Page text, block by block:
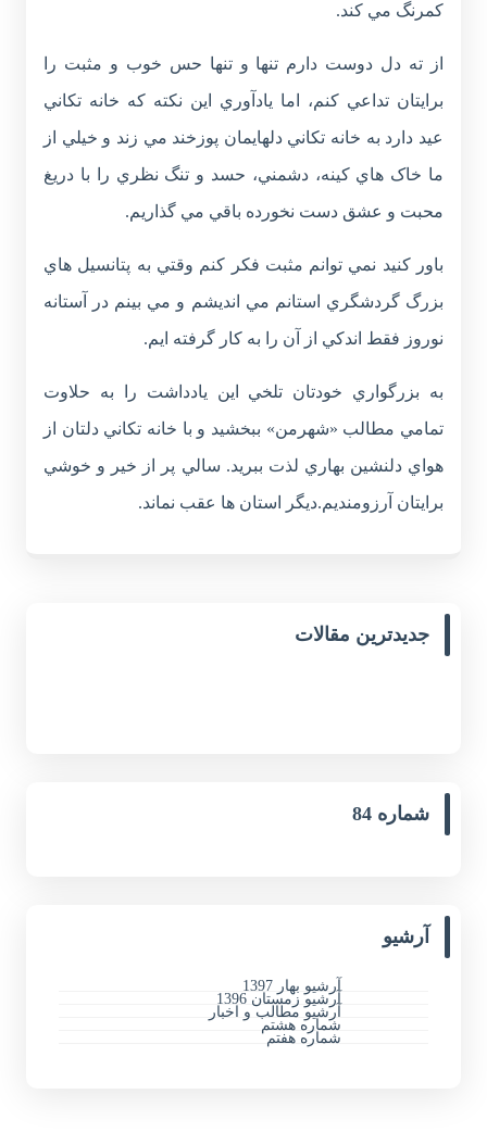
کمرنگ مي کند.
از ته دل دوست دارم تنها و تنها حس خوب و مثبت را
برايتان تداعي کنم، اما يادآوري اين نکته که خانه تکاني
عيد دارد به خانه تکاني دلهايمان پوزخند مي زند و خيلي از
ما خاک هاي کينه، دشمني، حسد و تنگ نظري را با دريغ
محبت و عشق دست نخورده باقي مي گذاريم.
باور کنيد نمي توانم مثبت فکر کنم وقتي به پتانسيل هاي
بزرگ گردشگري استانم مي انديشم و مي بينم در آستانه
نوروز فقط اندکي از آن را به کار گرفته ايم.
به بزرگواري خودتان تلخي اين يادداشت را به حلاوت
تمامي مطالب «شهرمن» ببخشيد و با خانه تکاني دلتان از
هواي دلنشين بهاري لذت ببريد. سالي پر از خير و خوشي
برايتان آرزومنديم.ديگر استان ها عقب نماند.
جدیدترین مقالات
شماره 84
آرشیو
آرشیو بهار 1397
آرشیو زمستان 1396
آرشیو مطالب و اخبار
شماره هشتم
شماره هفتم